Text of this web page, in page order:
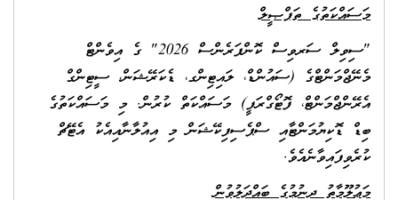
މަސައްކަތުގެ ތަފްޞީލް
"ސިވިލް ސަރވިސް ކޮންފަރެންސް 2026" ގެ އިވެންޓް
މެނޭޖްމަންޓްގެ (ސައުންޑް، ލައިޓިންގ، ޑެކަރޭޝަން، ސީޓިންގް
އެރޭންޖްމަންޓް، ފޮޓޯގްރަފީ) މަސައްކަތް ކުރުން. މި މަސައްކަތުގެ
ބިޑް ޑޮކިޔުމަންޓާއި ސްޕެސިފިކޭޝަން މި އިއުލާނާއިއެކު އެޓޭޗް
ކުރެވިފައިވާނެއެވެ.
މަޢުލޫމާތު ދިނުމުގެ ބައްދަލުވުން